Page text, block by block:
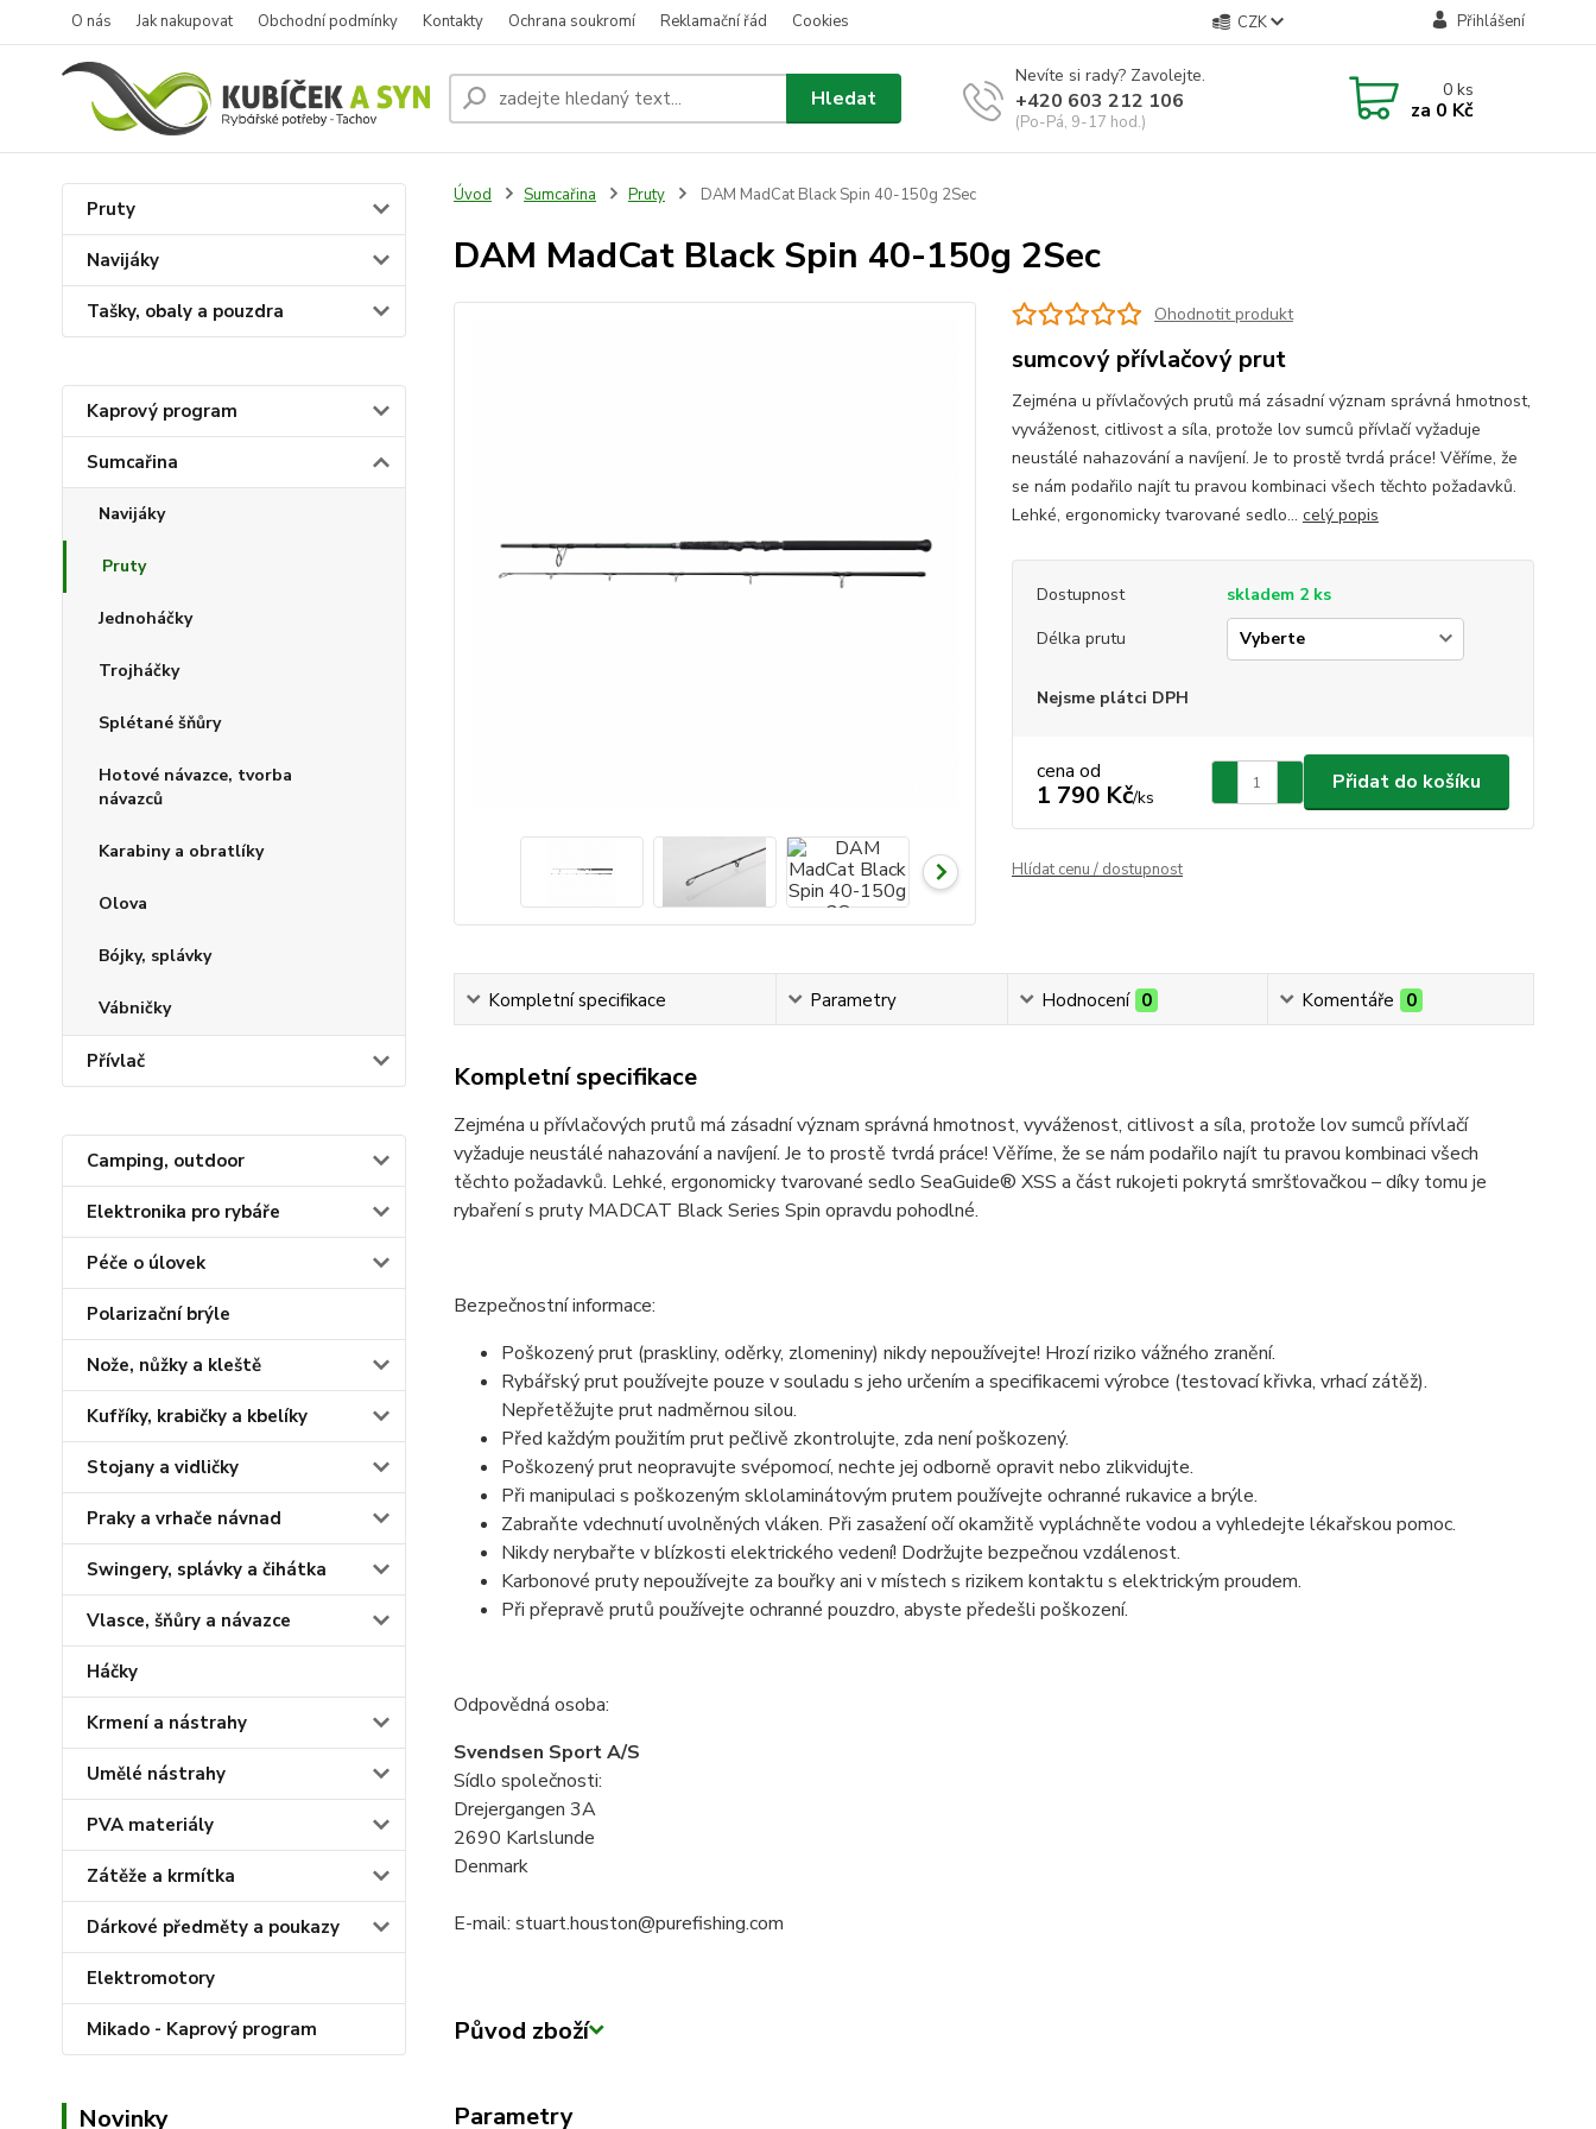
O nás Jak nakupovat Obchodní podmínky Kontakty Ochrana soukromí Reklamační řád Cookies CZK Přihlášení
Hledat
Nevíte si rady? Zavolejte.
+420 603 212 106
(Po-Pá, 9-17 hod.)
0ks
za 0 Kč
Pruty
Navijáky
Tašky, obaly a pouzdra
Kaprový program
Sumcařina
Navijáky
Pruty
Jednoháčky
Trojháčky
Splétané šňůry
Hotové návazce, tvorba
návazců
Karabiny a obratlíky
Olova
Bójky, splávky
Vábničky
Přívlač
Camping, outdoor
Elektronika pro rybáře
Péče o úlovek
Polarizační brýle
Nože, nůžky a kleště
Kufříky, krabičky a kbelíky
Stojany a vidličky
Praky a vrhače návnad
Swingery, splávky a čihátka
Vlasce, šňůry a návazce
Háčky
Krmení a nástrahy
Umělé nástrahy
PVA materiály
Zátěže a krmítka
Dárkové předměty a poukazy
Elektromotory
Mikado - Kaprový program
Novinky
Úvod Sumcařina Pruty DAM MadCat Black Spin 40-150g 2Sec
DAM MadCat Black Spin 40-150g 2Sec
Ohodnotit produkt
sumcový přívlačový prut
Zejména u přívlačových prutů má zásadní význam správná hmotnost,
vyváženost, citlivost a síla, protože lov sumců přívlačí vyžaduje
neustálé nahazování a navíjení. Je to prostě tvrdá práce! Věříme, že
se nám podařilo najít tu pravou kombinaci všech těchto požadavků.
Lehké, ergonomicky tvarované sedlo... celý popis
Dostupnost
skladem 2 ks
Délka prutu
Nejsme plátci DPH
cena od
1 790 Kč/ks
Přidat do košíku
Hlídat cenu / dostupnost
Kompletní specifikace Parametry Hodnocení 0 Komentáře 0
Kompletní specifikace
Zejména u přívlačových prutů má zásadní význam správná hmotnost, vyváženost, citlivost a síla, protože lov sumců přívlačí
vyžaduje neustálé nahazování a navíjení. Je to prostě tvrdá práce! Věříme, že se nám podařilo najít tu pravou kombinaci všech
těchto požadavků. Lehké, ergonomicky tvarované sedlo SeaGuide® XSS a část rukojeti pokrytá smršťovačkou – díky tomu je
rybaření s pruty MADCAT Black Series Spin opravdu pohodlné.
Bezpečnostní informace:
Poškozený prut (praskliny, oděrky, zlomeniny) nikdy nepoužívejte! Hrozí riziko vážného zranění.
Rybářský prut používejte pouze v souladu s jeho určením a specifikacemi výrobce (testovací křivka, vrhací zátěž).
Nepřetěžujte prut nadměrnou silou.
Před každým použitím prut pečlivě zkontrolujte, zda není poškozený.
Poškozený prut neopravujte svépomocí, nechte jej odborně opravit nebo zlikvidujte.
Při manipulaci s poškozeným sklolaminátovým prutem používejte ochranné rukavice a brýle.
Zabraňte vdechnutí uvolněných vláken. Při zasažení očí okamžitě vypláchněte vodou a vyhledejte lékařskou pomoc.
Nikdy nerybařte v blízkosti elektrického vedení! Dodržujte bezpečnou vzdálenost.
Karbonové pruty nepoužívejte za bouřky ani v místech s rizikem kontaktu s elektrickým proudem.
Při přepravě prutů používejte ochranné pouzdro, abyste předešli poškození.
Odpovědná osoba:
Svendsen Sport A/S
Sídlo společnosti:
Drejergangen 3A
2690 Karlslunde
Denmark
E-mail: stuart.houston@purefishing.com
Původ zboží
Parametry